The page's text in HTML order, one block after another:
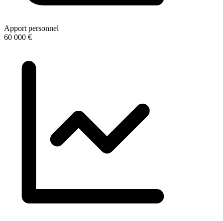
Apport personnel
60 000 €